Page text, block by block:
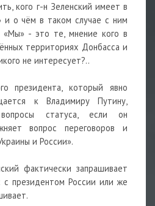
кого г-н Зеленский имеет в
и о чём в таком случае с ним
«Мы» - это те, мнение кого в
территориях Донбасса и
не интересует?..
президента, который явно
к Владимиру Путину,
статуса, если он
вопрос переговоров и
и России».
фактически запрашивает
с президентом России или же